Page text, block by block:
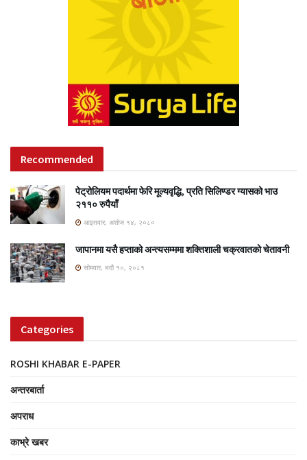
Recommended
पेट्रोलियम पदार्थमा फेरि मूल्यवृद्धि, प्रति सिलिण्डर ग्यासको भाउ
२११० रुपैयाँ
आइतवार, अशोज १४, २०८०
जापानमा यसै हप्ताको अन्त्यसम्ममा शक्तिशाली चक्रवातको चेतावनी
सोमवार, भदौ १०, २०८१
Categories
ROSHI KHABAR E-PAPER
अन्तरबार्ता
अपराध
काभ्रे खबर